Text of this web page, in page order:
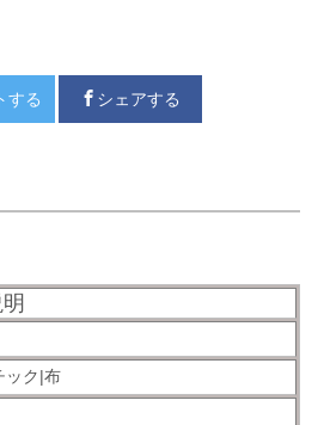
する シェアする
ック|布